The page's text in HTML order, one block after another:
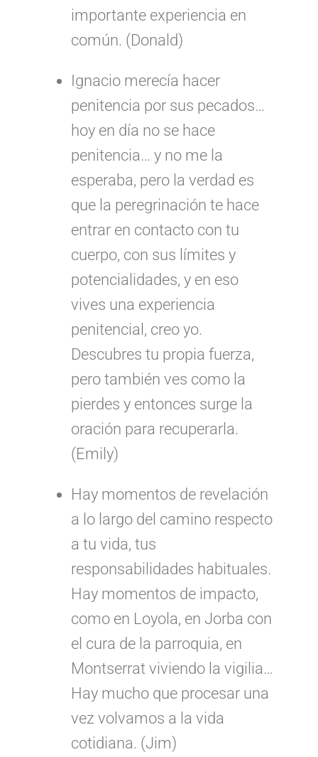
importante experiencia en
común. (Donald)
Ignacio merecía hacer
penitencia por sus pecados…
hoy en día no se hace
penitencia… y no me la
esperaba, pero la verdad es
que la peregrinación te hace
entrar en contacto con tu
cuerpo, con sus límites y
potencialidades, y en eso
vives una experiencia
penitencial, creo yo.
Descubres tu propia fuerza,
pero también ves como la
pierdes y entonces surge la
oración para recuperarla.
(Emily)
Hay momentos de revelación
a lo largo del camino respecto
a tu vida, tus
responsabilidades habituales.
Hay momentos de impacto,
como en Loyola, en Jorba con
el cura de la parroquia, en
Montserrat viviendo la vigilia…
Hay mucho que procesar una
vez volvamos a la vida
cotidiana. (Jim)